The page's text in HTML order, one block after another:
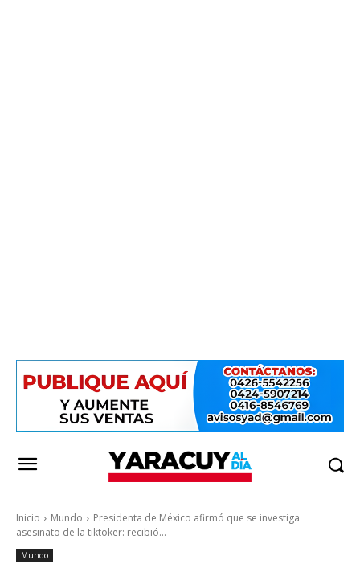
Inicio Mundo
Presidenta de México afirmó que se investiga
asesinato de la tiktoker: recibió...
Mundo